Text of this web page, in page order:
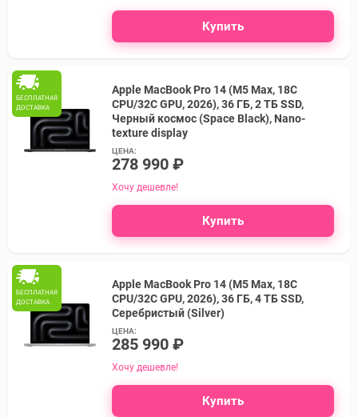
Купить
БЕСПЛАТНАЯ
ДОСТАВКА
Apple MacBook Pro 14 (M5 Max, 18C
CPU/32C GPU, 2026), 36 ГБ, 2 ТБ SSD,
Черный космос (Space Black), Nano-
texture display
ЦЕНА:
278 990 ₽
Хочу дешевле!
Купить
БЕСПЛАТНАЯ
ДОСТАВКА
Apple MacBook Pro 14 (M5 Max, 18C
CPU/32C GPU, 2026), 36 ГБ, 4 ТБ SSD,
Серебристый (Silver)
ЦЕНА:
285 990 ₽
Хочу дешевле!
Купить